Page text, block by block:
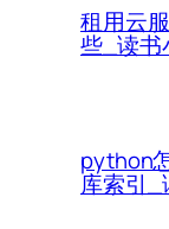
租用云
些_读书
python
库索引_